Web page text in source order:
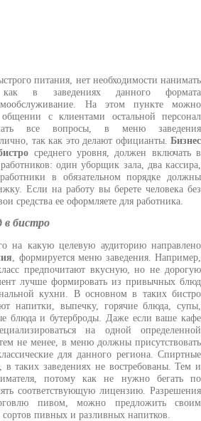
питания, нет необходимости нанимать
в заведениях данного формата
На этом пункте можно
с клиентами остальной персонал
все вопросы, в меню заведения
так как это делают официанты.Бизнес
среднего уровня, должен включать в
один уборщик зала, два кассира,
в обязательном порядке должны
Если на работу вы берете человека без
средства ее оформляете для работника.
бистро
на какую целевую аудиторию направлено
, формируется меню заведения. Например,
предпочитают вкусную, но не дорогую
лучше формировать из привычных блюд
кухни. В основном в таких бистро
напитки, выпечку, горячие блюда, супы,
блюда и бутерброды. Даже если ваше кафе
на одной определенной
не менее, в меню должны присутствовать
для данного региона. Спиртные
в таких заведениях не востребованы. Тем и
потому как не нужно бегать по
соответствующую лицензию. Разрешения
пивом, можно предложить своим
сортов пивных и разливных напитков.